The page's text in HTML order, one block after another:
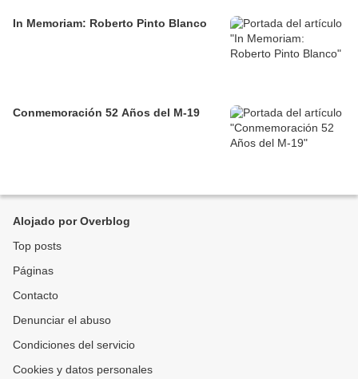
In Memoriam: Roberto Pinto Blanco
Conmemoración 52 Años del M-19
Alojado por Overblog
Top posts
Páginas
Contacto
Denunciar el abuso
Condiciones del servicio
Cookies y datos personales